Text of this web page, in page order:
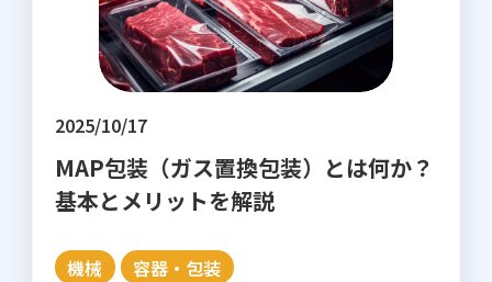
2025/10/17
MAP包装（ガス置換包装）とは何か？
基本とメリットを解説
機械
容器・包装